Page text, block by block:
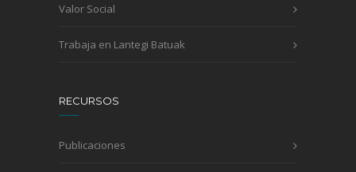
Valor Social
Trabaja en Lantegi Batuak
RECURSOS
Publicaciones